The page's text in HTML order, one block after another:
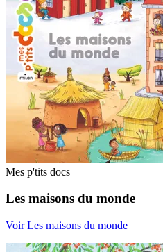
Mes p'tits docs
Les maisons du monde
Voir Les maisons du monde